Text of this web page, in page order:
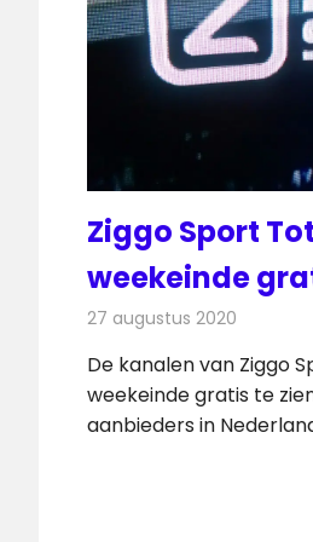
Ziggo Sport
weekeinde
27 augustus 2020
De kanalen van Ziggo
weekeinde gratis te
aanbieders in